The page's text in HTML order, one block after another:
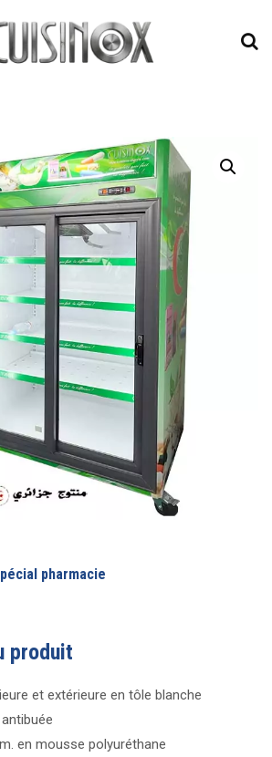
pharmacie
produit
et extérieure en tôle blanche
en mousse polyuréthane